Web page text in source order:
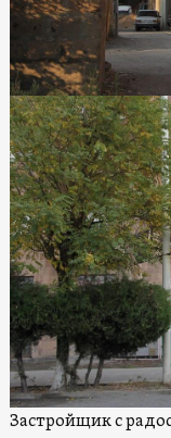
Застройщик с